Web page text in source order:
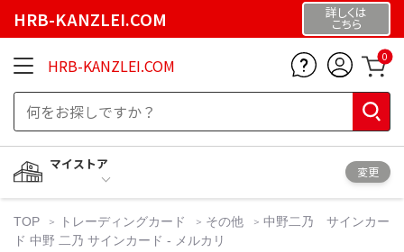
HRB-KANZLEI.COM 詳しくは
こちら
HRB-KANZLEI.COM 0
マイストア
変更
TOP トレーディングカード その他
中野二乃 サインカー
ド 中野 二乃 サインカード - メルカリ